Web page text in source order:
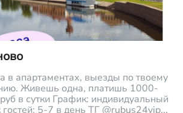
в апартаментах, выезды по твоему
Живешь одна, платишь 1000-
в сутки График: индивидуальный
гостей: 5-7 в день ТГ @rubus24vip...